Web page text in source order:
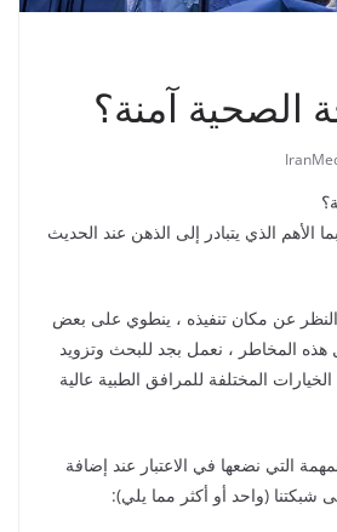
الصحية آمنة؟
الأهم الذي يتبادر إلى الذهن عند الحديث
عن مكان تنفيذه ، ينطوي على بعض
المخاطر ، نعمل بجد للبحث وتزويد
المختلفة للمرافق الطبية عالية
التي نضعها في الاعتبار عند إضافة
شبكتنا (واحد أو أكثر مما يلي):